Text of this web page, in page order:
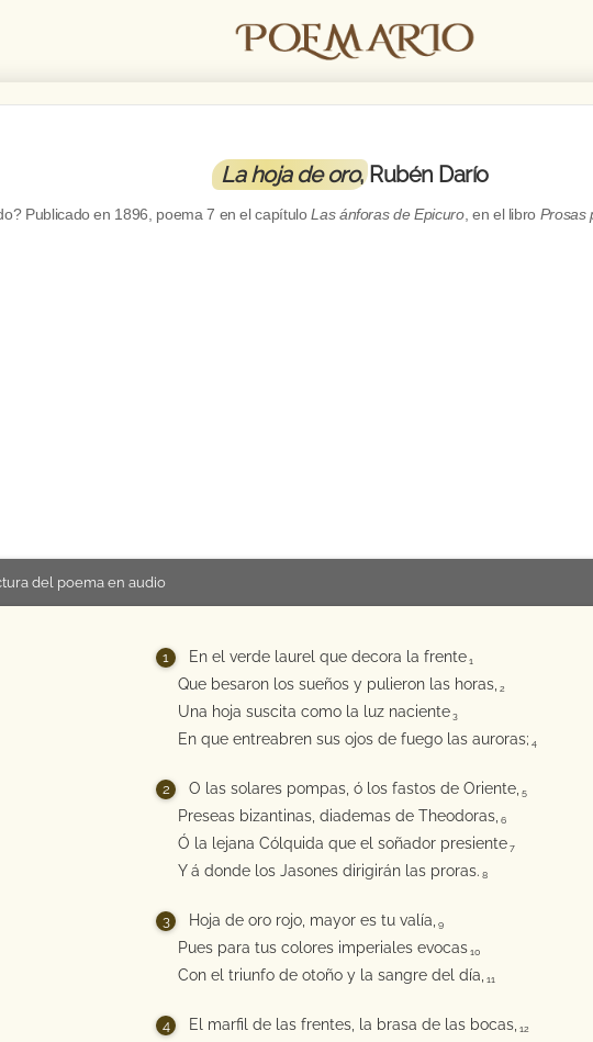
La hoja de oro, Rubén Darío
Publicado en 1896, poema 7 en el capítuloLas ánforas de Epicuro, en el libro Prosas
del poema en audio
En el verde laurel que decora la frente 1
Que besaron los sueños y pulieron las horas, 2
Una hoja suscita como la luz naciente 3
En que entreabren sus ojos de fuego las auroras; 4
O las solares pompas, ó los fastos de Oriente, 5
Preseas bizantinas, diademas de Theodoras, 6
Ó la lejana Cólquida que el soñador presiente 7
Y á donde los Jasones dirigirán las proras. 8
Hoja de oro rojo, mayor es tu valía, 9
Pues para tus colores imperiales evocas 10
Con el triunfo de otoño y la sangre del día, 11
El marfil de las frentes, la brasa de las bocas, 12